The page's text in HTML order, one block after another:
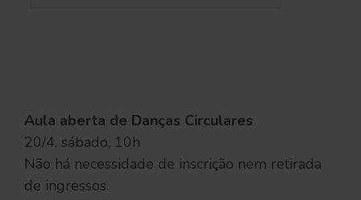
Aula aberta de Danças Circulares
20/4, sábado, 10h
Não há necessidade de inscrição nem retirada
de ingressos.